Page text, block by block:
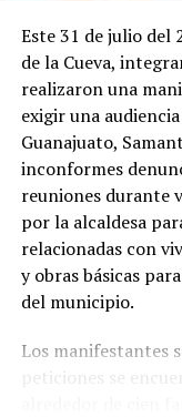
Este 31 de julio del
de la Cueva,
realizaron una
exigir una
Guanajuato,
inconformes
reuniones durante
por la alcaldesa
relacionadas con
y obras básicas
del municipio.
Los manifestantes
peticiones se